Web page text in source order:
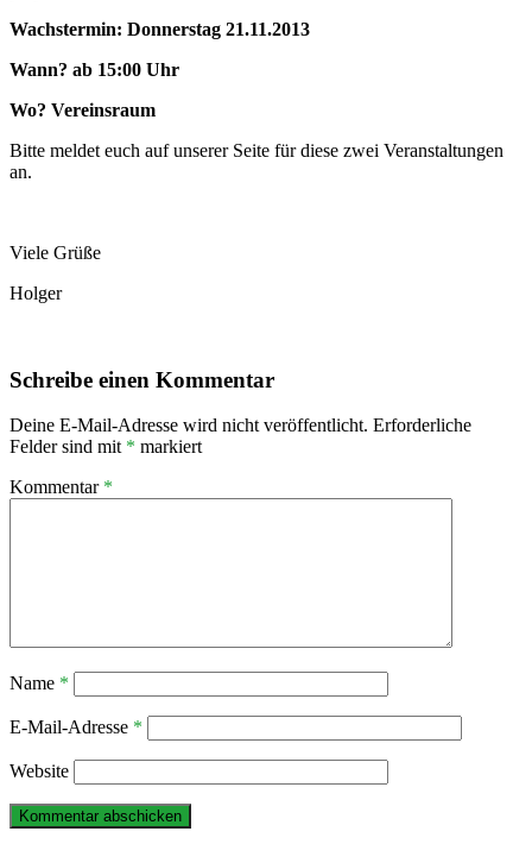
Wachstermin: Donnerstag 21.11.2013
Wann? ab 15:00 Uhr
Wo? Vereinsraum
Bitte meldet euch auf unserer Seite für diese zwei Veranstaltungen
an.
Viele Grüße
Holger
Schreibe einen Kommentar
Deine E-Mail-Adresse wird nicht veröffentlicht. Erforderliche
Felder sind mit * markiert
Kommentar *
Name *
E-Mail-Adresse *
Website